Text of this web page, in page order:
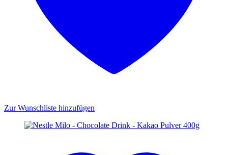
Zur Wunschliste hinzufügen